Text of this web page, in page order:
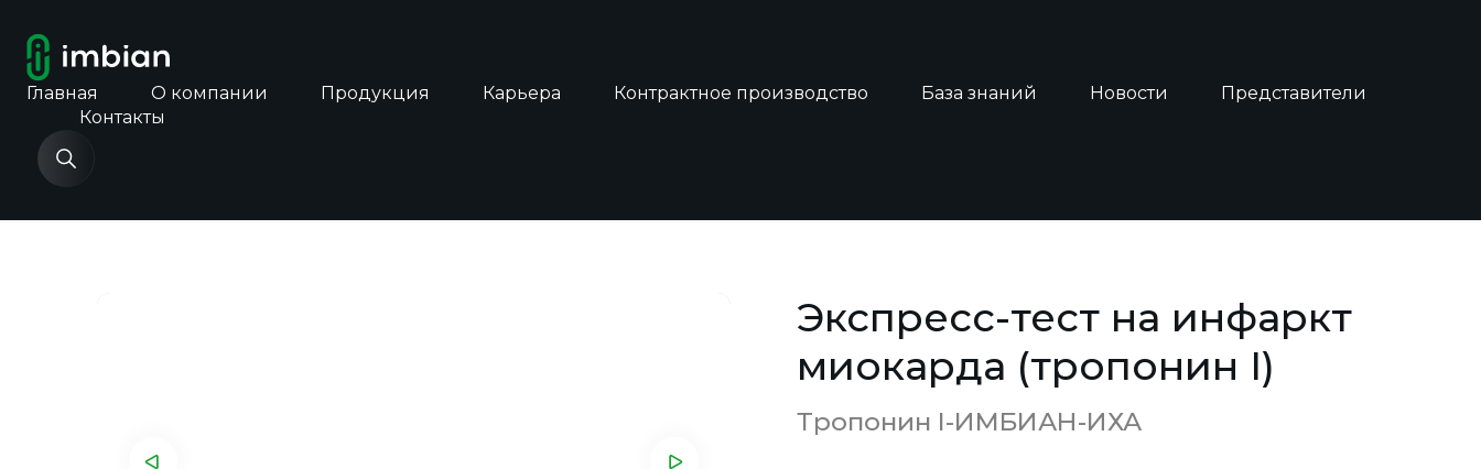
Главная О компании Продукция Карьера Контрактное производство База знаний Новости
Представители
Контакты
Главная
Экспресс-тест на инфаркт
миокарда (тропонин I)
Тропонин I-ИМБИАН-ИХА